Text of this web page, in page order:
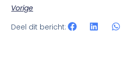
Vorige
Deel dit bericht: